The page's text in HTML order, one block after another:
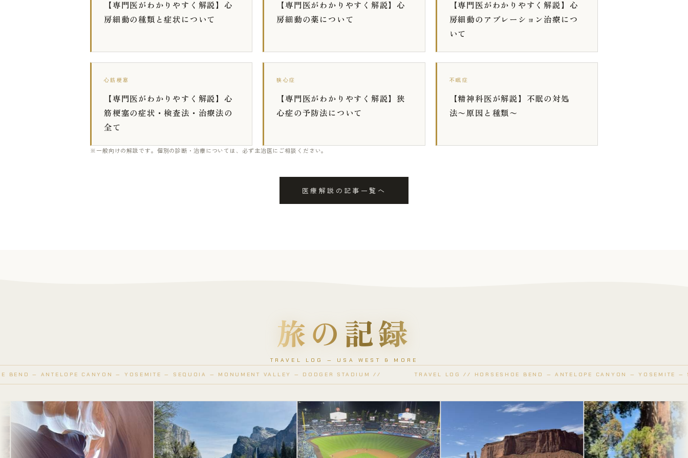
【専門医がわかりやすく解説】心
房細動の種類と症状について
【専門医がわかりやすく解説】心
房細動の薬について
【専門医がわかりやすく解説】心
房細動のアブレーション治療につ
いて
心筋梗塞
【専門医がわかりやすく解説】心
筋梗塞の症状・検査法・治療法の
全て
狭心症
【専門医がわかりやすく解説】狭
心症の予防法について
不眠症
【精神科医が解説】不眠の対処
法〜原因と種類〜
※一般向けの解説です。個別の診断・治療については、必ず主治医にご相談ください。
医療解説の記事一覧へ
旅の記録
TRAVEL LOG — USA WEST & MORE
CANYON — YOSEMITE — SEQUOIA — MONUMENT VALLEY — DODGER STADIUM // TRAVEL LOG // HORSESHOE BEND — ANTELOPE CANYON — YOSEMITE — SEQUOIA —